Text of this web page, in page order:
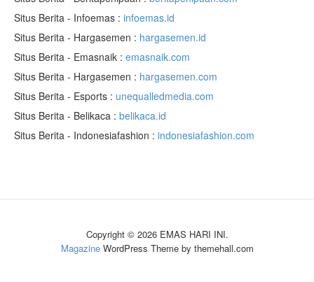
Situs Berita - Infoemas : infoemas.id
Situs Berita - Hargasemen : hargasemen.id
Situs Berita - Emasnaik : emasnaik.com
Situs Berita - Hargasemen : hargasemen.com
Situs Berita - Esports : unequalledmedia.com
Situs Berita - Belikaca : belikaca.id
Situs Berita - Indonesiafashion : indonesiafashion.com
Copyright © 2026 EMAS HARI INI.
MagazineWordPress Theme by themehall.com